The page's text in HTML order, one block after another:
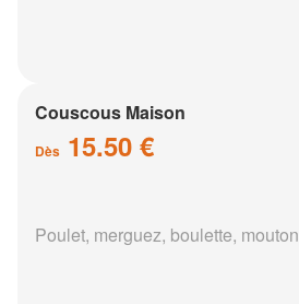
Couscous Maison
Dès 15.50 €
Poulet, merguez, boulette, mouton